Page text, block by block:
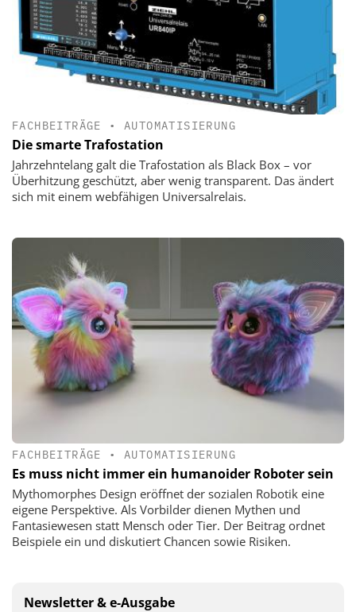
FACHBEITRÄGE •AUTOMATISIERUNG
Die smarte Trafostation
Jahrzehntelang galt die Trafostation als Black Box – vor
Überhitzung geschützt, aber wenig transparent. Das ändert
sich mit einem web­fähigen Universalrelais.
FACHBEITRÄGE •AUTOMATISIERUNG
Es muss nicht immer ein humanoider Roboter sein
Mythomorphes Design eröffnet der sozialen Robotik eine
eigene Perspektive. Als Vorbilder dienen Mythen und
Fantasiewesen statt Mensch oder Tier. Der Beitrag ordnet
Beispiele ein und diskutiert Chancen sowie Risiken.
Newsletter & e-Ausgabe